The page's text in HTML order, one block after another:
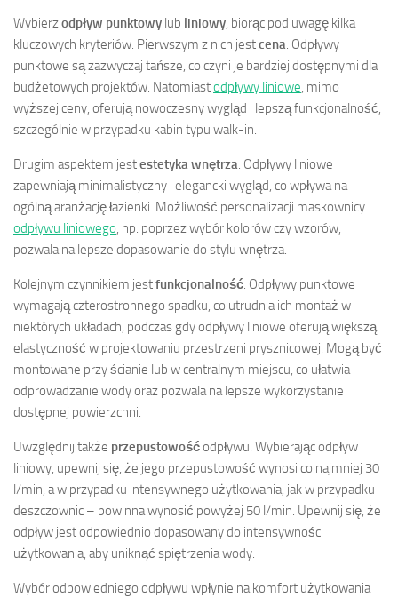
Wybierzodpływ punktowy lub liniowy , biorąc pod uwagę kilka
kluczowych kryteriów. Pierwszym z nich jestcena . Odpływy
punktowe są zazwyczaj tańsze, co czyni je bardziej dostępnymi dla
budżetowych projektów. Natomiastodpływy liniowe , mimo
wyższej ceny, oferują nowoczesny wygląd i lepszą funkcjonalność,
szczególnie w przypadku kabin typu walk-in.
Drugim aspektem jestestetyka wnętrza . Odpływy liniowe
zapewniają minimalistyczny i elegancki wygląd, co wpływa na
ogólną aranżację łazienki. Możliwość personalizacji maskownicy
odpływu liniowego , np. poprzez wybór kolorów czy wzorów,
pozwala na lepsze dopasowanie do stylu wnętrza.
Kolejnym czynnikiem jestfunkcjonalność . Odpływy punktowe
wymagają czterostronnego spadku, co utrudnia ich montaż w
niektórych układach, podczas gdy odpływy liniowe oferują większą
elastyczność w projektowaniu przestrzeni prysznicowej. Mogą być
montowane przy ścianie lub w centralnym miejscu, co ułatwia
odprowadzanie wody oraz pozwala na lepsze wykorzystanie
dostępnej powierzchni.
Uwzględnij także przepustowośćodpływu. Wybierając odpływ
liniowy, upewnij się, że jego przepustowość wynosi co najmniej 30
l/min, a w przypadku intensywnego użytkowania, jak w przypadku
deszczownic – powinna wynosić powyżej 50 l/min. Upewnij się, że
odpływ jest odpowiednio dopasowany do intensywności
użytkowania, aby uniknąć spiętrzenia wody.
Wybór odpowiedniego odpływu wpłynie na komfort użytkowania